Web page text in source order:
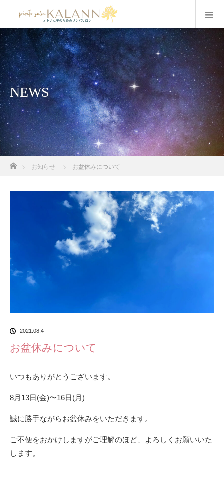
NEWS
ホーム
お知らせ お盆休みについて
2021.08.4
お盆休みについて
いつもありがとうございます。
8月13日(金)〜16日(月)
誠に勝手ながらお盆休みをいただきます。
ご不便をおかけしますがご理解のほど、よろしくお願いいた
します。